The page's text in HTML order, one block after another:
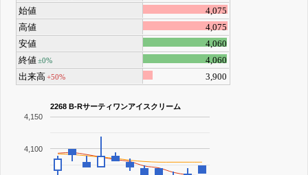
始値
4,075
高値
4,075
安値
4,060
終値±0%
4,060
出来高 +50% 3,900
2268 B-Rサーティワンアイスクリーム
4,100
4,150